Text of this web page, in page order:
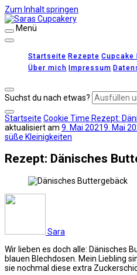
Zum Inhalt springen
Menü
Startseite Rezepte Cupcake
Über mich Impressum
Suchst du nach etwas?
Startseite Cookie Time Rezept:
aktualisiert am 9. Mai 20219. Mai
süße Kleinigkeiten
Rezept: Dänisches
Sara
Wir lieben es doch alle: Dänisches
blauen Blechdosen. Mein Liebling
sie nochmal diese extra